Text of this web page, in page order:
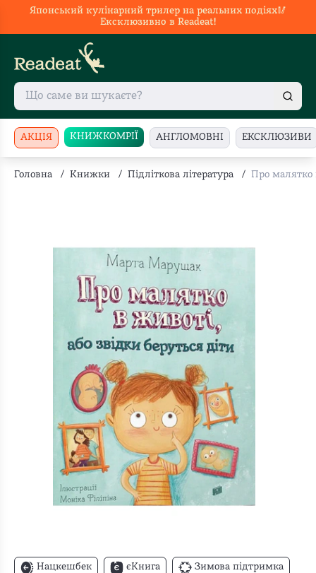
Японський кулінарний трилер на реальних подіях🥢
Ексклюзивно в Readeat!
АКЦІЯ КНИЖКОМРІЇ АНГЛОМОВНІ ЕКСКЛЮЗИВИ
Головна / Книжки / Підліткова література / Про малятко
Нацкешбек єКнига Зимова підтримка